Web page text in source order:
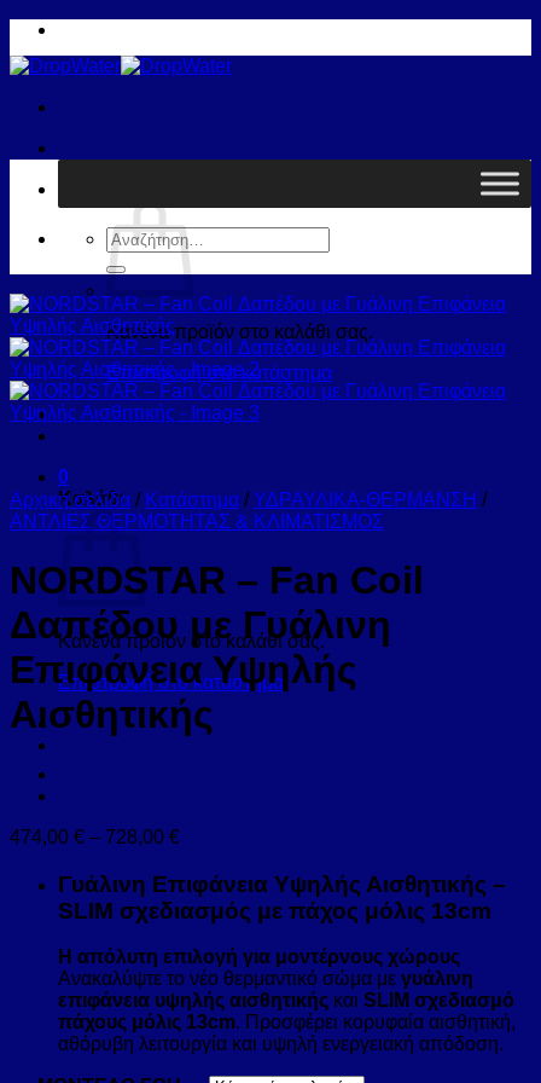
Μετάβαση
περιεχόμενο
Κανένα προϊόν στο καλάθι σας.
Επιστροφή στο κατάστημα
0
Καλάθι
Κανένα προϊόν στο καλάθι σας.
Επιστροφή στο κατάστημα
Αναζήτηση
για:
Αρχική σελίδα / Κατάστημα / ΥΔΡΑΥΛΙΚΑ-ΘΕΡΜΑΝΣΗ /
ΑΝΤΛΙΕΣ ΘΕΡΜΟΤΗΤΑΣ & ΚΛΙΜΑΤΙΣΜΟΣ
NORDSTAR – Fan Coil
Δαπέδου με Γυάλινη
Επιφάνεια Υψηλής
Αισθητικής
474,00 € – 728,00 €Price
474,00 €
through
728,00 €
Γυάλινη Επιφάνεια Υψηλής Αισθητικής –
SLIM σχεδιασμός με πάχος μόλις 13cm
Η απόλυτη επιλογή για μοντέρνους χώρους
Ανακαλύψτε το νέο θερμαντικό σώμα με γυάλινη
επιφάνεια υψηλής αισθητικής και SLIM σχεδιασμό
πάχους μόλις 13cm. Προσφέρει κορυφαία αισθητική,
αθόρυβη λειτουργία και υψηλή ενεργειακή απόδοση.